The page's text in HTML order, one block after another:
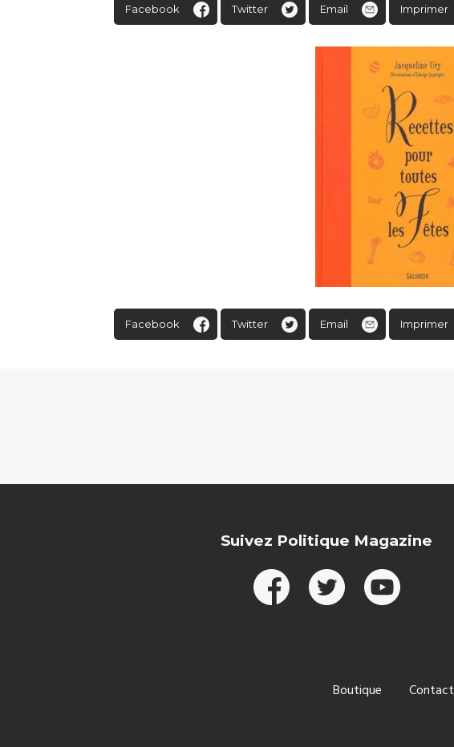
Facebook Twitter Email Imprimer
Facebook Twitter Email Imprimer
Suivez Politique Magazine
Boutique Contact